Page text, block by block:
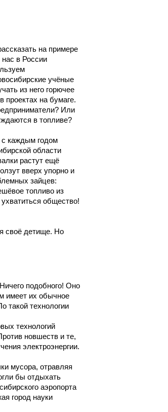
на примере
в России
учёные
из него горючее
проектах на бумаге.
Или
в топливе?
с каждым годом
области
растут ещё
вверх упорно и
зайцев:
топливо из
общество!
своё детище. Но
подобного! Оно
имеет их обычное
такой технологии
технологий
новшеств и те,
электроэнергии.
мусора, отравляя
бы отдыхать
аэропорта
город науки